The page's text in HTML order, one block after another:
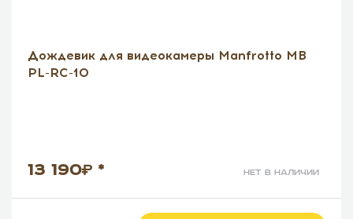
Дождевик для видеокамеры Manfrotto MB
PL-RC-10
13 190 * нет в наличии